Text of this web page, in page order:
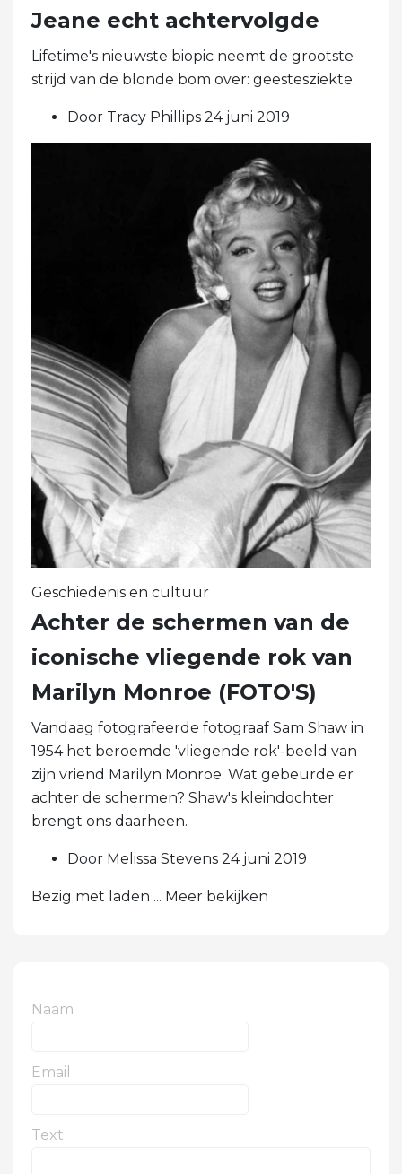
Jeane echt achtervolgde
Lifetime's nieuwste biopic neemt de grootste
strijd van de blonde bom over: geestesziekte.
Door Tracy Phillips 24 juni 2019
Geschiedenis en cultuur
Achter de schermen van de
iconische vliegende rok van
Marilyn Monroe (FOTO'S)
Vandaag fotografeerde fotograaf Sam Shaw in
1954 het beroemde 'vliegende rok'-beeld van
zijn vriend Marilyn Monroe. Wat gebeurde er
achter de schermen? Shaw's kleindochter
brengt ons daarheen.
Door Melissa Stevens 24 juni 2019
Bezig met laden ... Meer bekijken
Naam
Email
Text